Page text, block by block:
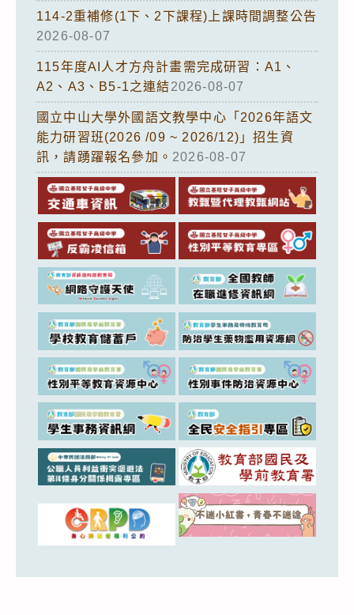
114-2重補修(1下、2下課程)上課時間調整公告
2026-08-07
115年度AI人才方舟計畫需完成研習：A1、
A2、A3、B5-1之連結2026-08-07
國立中山大學外國語文教學中心「2026年語文
能力研習班(2026 /09 ~ 2026/12)」招生資
訊，請踴躍報名參加。 2026-08-07